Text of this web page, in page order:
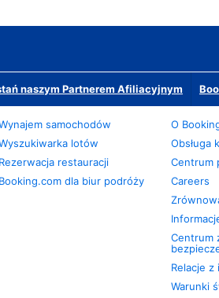
naszym Partnerem Afiliacyjnym
samochodów
lotów
Rezerwacja restauracji
Booking.com dla biur podróży
O
Obsługa
Centrum
Careers
Centrum
Relacje
Warunki